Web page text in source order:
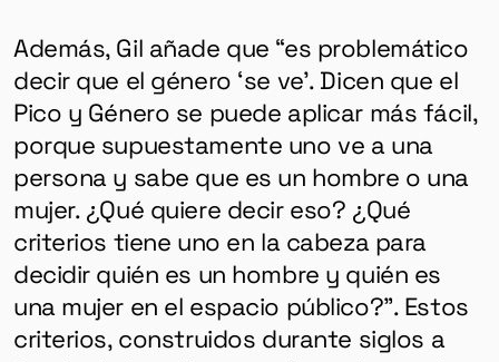
Además, Gil añade que “es problemático
decir que el género ‘se ve’. Dicen que el
Pico y Género se puede aplicar más fácil,
porque supuestamente uno ve a una
persona y sabe que es un hombre o una
mujer. ¿Qué quiere decir eso? ¿Qué
criterios tiene uno en la cabeza para
decidir quién es un hombre y quién es
una mujer en el espacio público?”. Estos
criterios, construidos durante siglos a